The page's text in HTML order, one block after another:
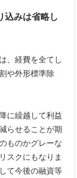
込みは省略し
、経費を全てし
や外形標準除
に繰越して利益
らせることが期
ものかグレーな
スクにもなりま
て今後の融資等